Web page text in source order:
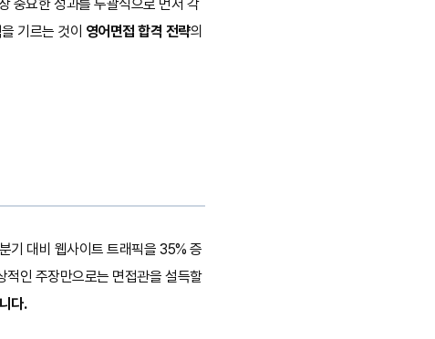
요한 성과를 두괄식으로 먼저 각
기르는 것이 영어면접 합격 전략의
기 대비 웹사이트 트래픽을 35% 증
적인 주장만으로는 면접관을 설득할
다.